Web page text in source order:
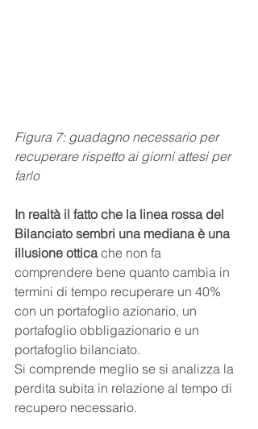
Figura 7: guadagno necessario per
recuperare rispetto ai giorni attesi per
farlo
In realtà il fatto che la linea rossa del
Bilanciato sembri una mediana è una
illusione ottica che non fa
comprendere bene quanto cambia in
termini di tempo recuperare un 40%
con un portafoglio azionario, un
portafoglio obbligazionario e un
portafoglio bilanciato.
Si comprende meglio se si analizza la
perdita subita in relazione al tempo di
recupero necessario.